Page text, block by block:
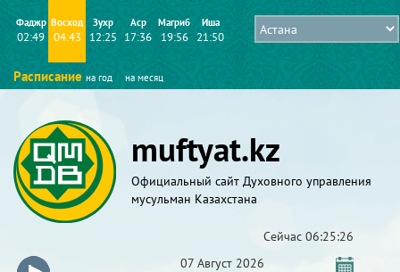
Фаджр
02:49
Восход
04:43
Зухр
12:25
Аср
17:36
Магриб
19:56
Иша
21:50
Расписание на год на месяц
muftyat.kz
Официальный сайт Духовного управления
мусульман Казахстана
Сейчас 06:25:27
07 Август 2026